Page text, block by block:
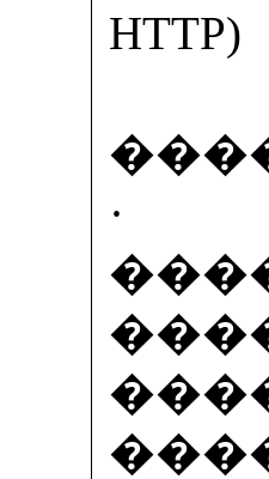
HTTP)
·